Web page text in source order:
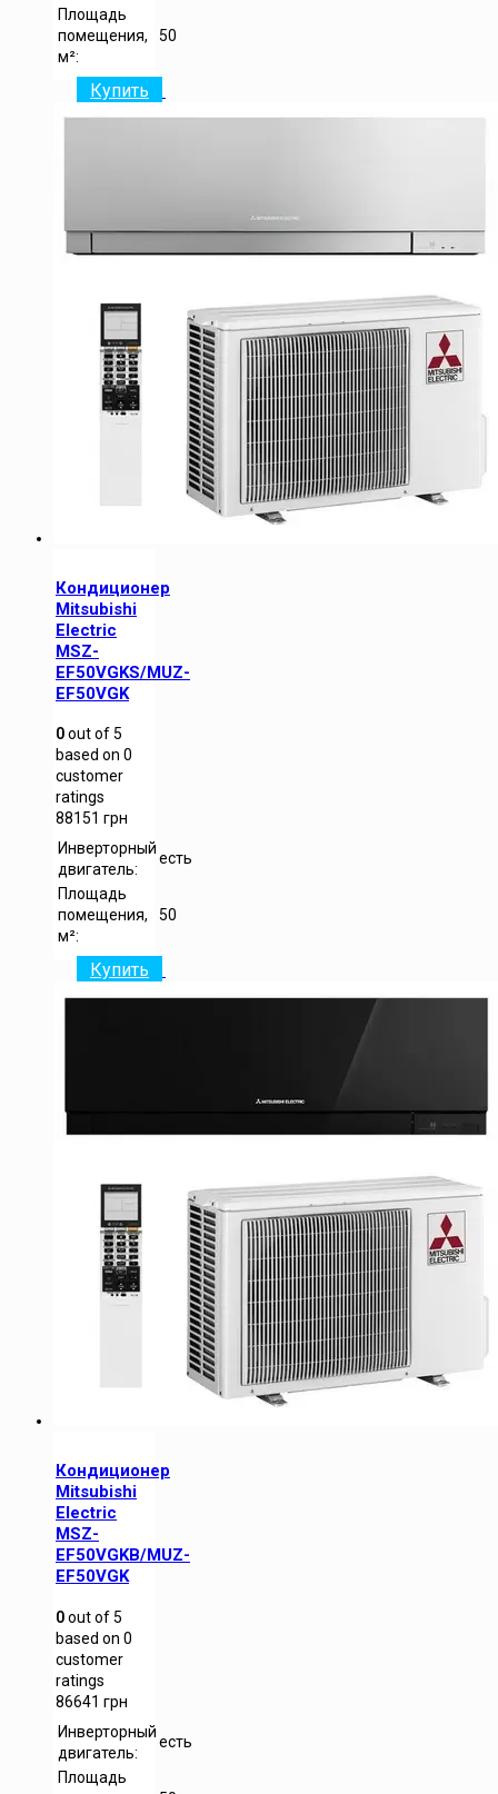
Площадь
помещения,
м²:
50
Купить
Кондиционер
Mitsubishi
Electric
MSZ-
EF50VGKS/MUZ-
EF50VGK
0out of5
based on 0
customer
ratings
88151 грн
Инверторный
двигатель:
есть
Площадь
помещения,
м²:
50
Купить
Кондиционер
Mitsubishi
Electric
MSZ-
EF50VGKB/MUZ-
EF50VGK
0out of5
based on 0
customer
ratings
86641 грн
Инверторный
двигатель:
есть
Площадь